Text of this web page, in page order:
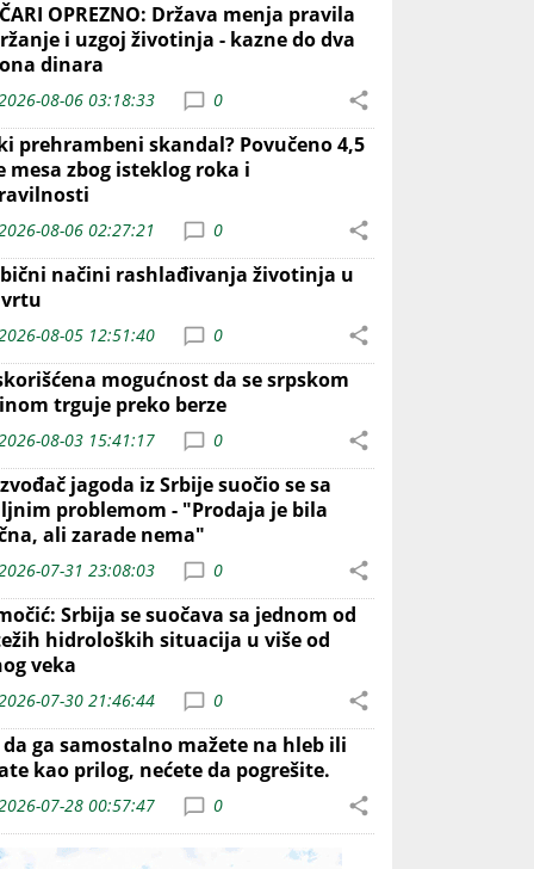
OPREZNO: Država menja pravila
i uzgoj životinja - kazne do dva
dinara
08-06 03:18:33 0
prehrambeni skandal? Povučeno 4,5
mesa zbog isteklog roka i
08-06 02:27:21 0
načini rashlađivanja životinja u
vrtu
08-05 12:51:40 0
mogućnost da se srpskom
trguje preko berze
08-03 15:41:17 0
jagoda iz Srbije suočio se sa
problemom - "Prodaja je bila
ali zarade nema"
07-31 23:08:03 0
Srbija se suočava sa jednom od
hidroloških situacija u više od
veka
07-30 21:46:44 0
ga samostalno mažete na hleb ili
kao prilog, nećete da pogrešite.
07-28 00:57:47 0